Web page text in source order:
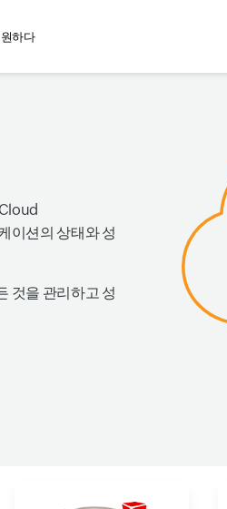
하다
이션의 상태와 성
것을 관리하고 성